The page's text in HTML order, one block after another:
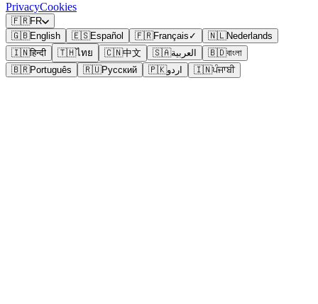
PrivacyCookies
🇫🇷FR
🇬🇧English 🇪🇸Español 🇫🇷Français ✓ 🇳🇱Nederlands
🇮🇳हिन्दी 🇹🇭ไทย 🇨🇳中文 🇸🇦العربية 🇧🇩বাংলা
🇧🇷Português 🇷🇺Русский 🇵🇰اردو 🇮🇳ਪੰਜਾਬੀ